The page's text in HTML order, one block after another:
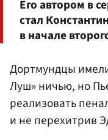
Его автором в
стал
в начале
Дортмундцы
Луш» ничью, но
реализовать
и не перехитрив